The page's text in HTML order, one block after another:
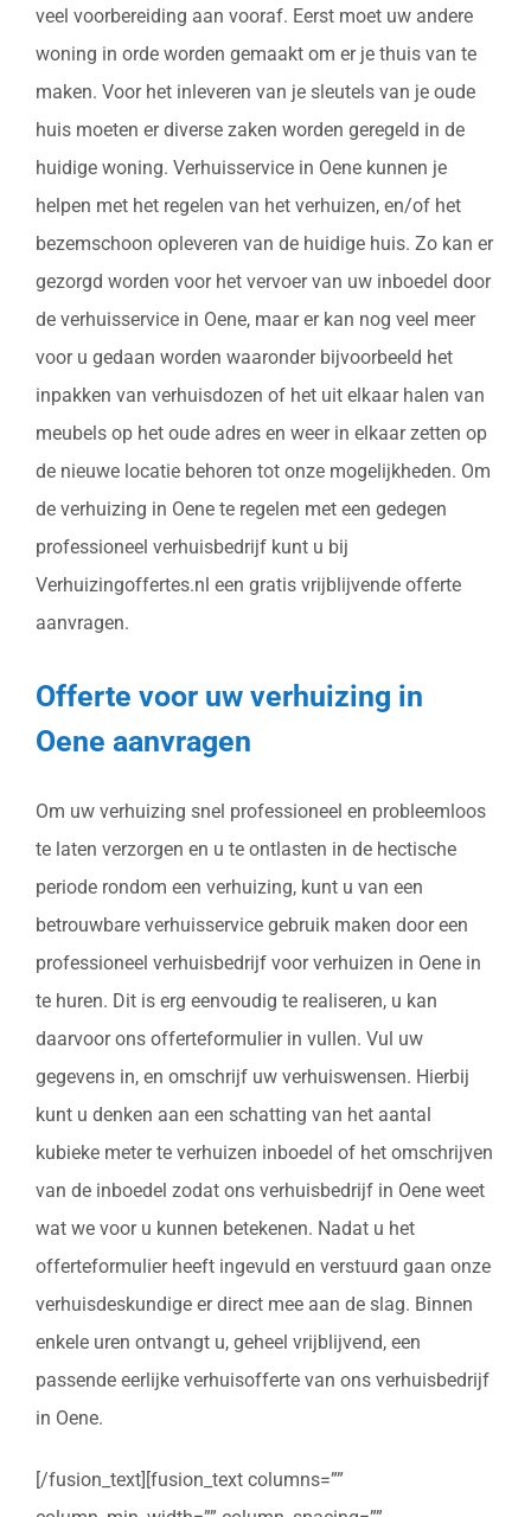
veel voorbereiding aan vooraf. Eerst moet uw andere
woning in orde worden gemaakt om er je thuis van te
maken. Voor het inleveren van je sleutels van je oude
huis moeten er diverse zaken worden geregeld in de
huidige woning. Verhuisservice in Oene kunnen je
helpen met het regelen van het verhuizen, en/of het
bezemschoon opleveren van de huidige huis. Zo kan er
gezorgd worden voor het vervoer van uw inboedel door
de verhuisservice in Oene, maar er kan nog veel meer
voor u gedaan worden waaronder bijvoorbeeld het
inpakken van verhuisdozen of het uit elkaar halen van
meubels op het oude adres en weer in elkaar zetten op
de nieuwe locatie behoren tot onze mogelijkheden. Om
de verhuizing in Oene te regelen met een gedegen
professioneel verhuisbedrijf kunt u bij
Verhuizingoffertes.nl een gratis vrijblijvende offerte
aanvragen.
Offerte voor uw verhuizing in
Oene aanvragen
Om uw verhuizing snel professioneel en probleemloos
te laten verzorgen en u te ontlasten in de hectische
periode rondom een verhuizing, kunt u van een
betrouwbare verhuisservice gebruik maken door een
professioneel verhuisbedrijf voor verhuizen in Oene in
te huren. Dit is erg eenvoudig te realiseren, u kan
daarvoor ons offerteformulier in vullen. Vul uw
gegevens in, en omschrijf uw verhuiswensen. Hierbij
kunt u denken aan een schatting van het aantal
kubieke meter te verhuizen inboedel of het omschrijven
van de inboedel zodat ons verhuisbedrijf in Oene weet
wat we voor u kunnen betekenen. Nadat u het
offerteformulier heeft ingevuld en verstuurd gaan onze
verhuisdeskundige er direct mee aan de slag. Binnen
enkele uren ontvangt u, geheel vrijblijvend, een
passende eerlijke verhuisofferte van ons verhuisbedrijf
in Oene.
[/fusion_text][fusion_text columns=””